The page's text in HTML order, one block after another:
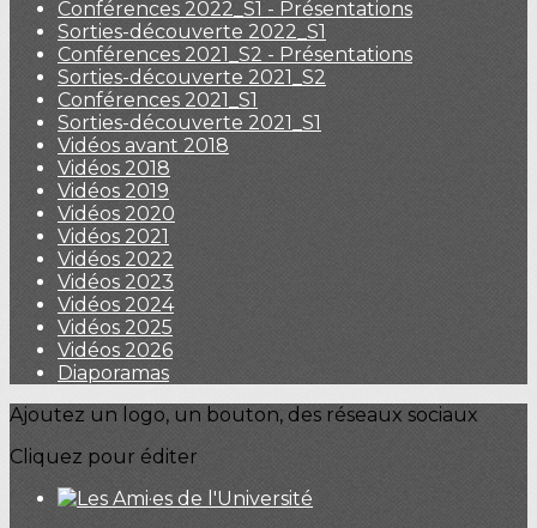
Conférences 2022_S1 - Présentations
Sorties-découverte 2022_S1
Conférences 2021_S2 - Présentations
Sorties-découverte 2021_S2
Conférences 2021_S1
Sorties-découverte 2021_S1
Vidéos avant 2018
Vidéos 2018
Vidéos 2019
Vidéos 2020
Vidéos 2021
Vidéos 2022
Vidéos 2023
Vidéos 2024
Vidéos 2025
Vidéos 2026
Diaporamas
Ajoutez un logo, un bouton, des réseaux sociaux
Cliquez pour éditer